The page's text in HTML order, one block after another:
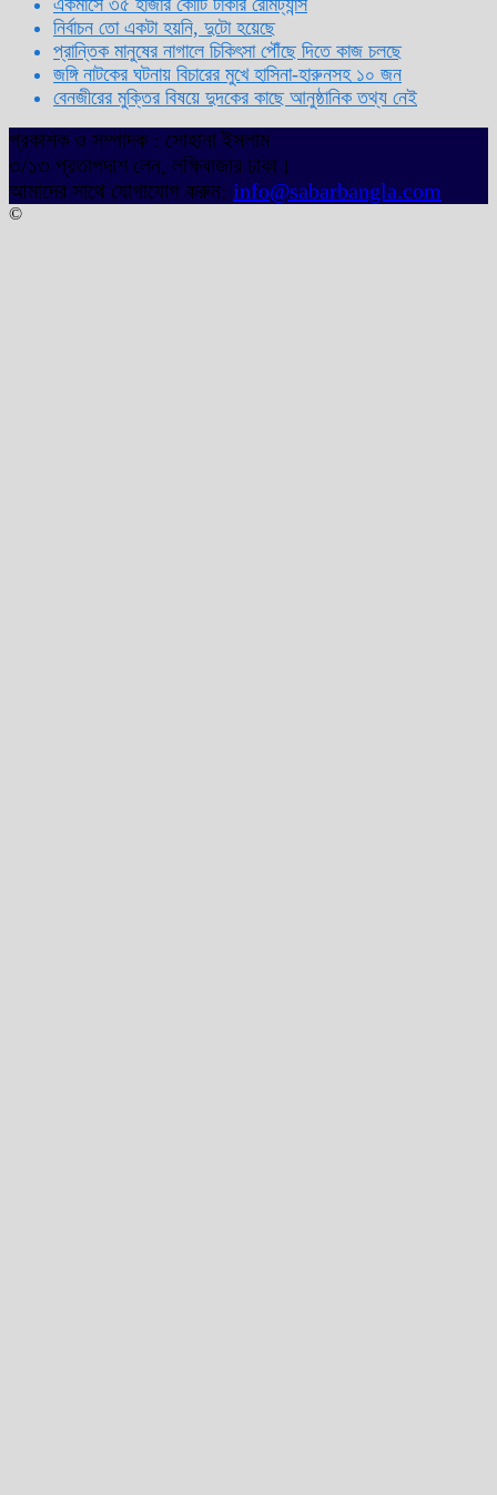
নির্বাচন তো একটা হয়নি, দুটো হয়েছে
প্রান্তিক মানুষের নাগালে চিকিৎসা পৌঁছে দিতে কাজ চলছে
জঙ্গি নাটকের ঘটনায় বিচারের মুখে হাসিনা-হারুনসহ ১০ জন
বেনজীরের মুক্তির বিষয়ে দুদকের কাছে আনুষ্ঠানিক তথ্য নেই
প্রকাশক ও সম্পাদক : সোহানা ইসলাম
৩/১৩ প্রতাপদাশ লেন, লক্ষিবাজার ঢাকা।
আমাদের সাথে যোগাযোগ করুন: info@sabarbangla.com
©